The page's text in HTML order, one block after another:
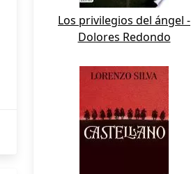
Los privilegios del ángel -
Dolores Redondo